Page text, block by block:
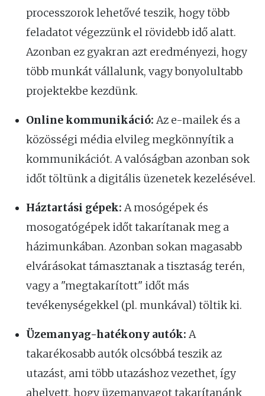
processzorok lehetővé teszik, hogy több
feladatot végezzünk el rövidebb idő alatt.
Azonban ez gyakran azt eredményezi, hogy
több munkát vállalunk, vagy bonyolultabb
projektekbe kezdünk.
Online kommunikáció: Az e-mailek és a
közösségi média elvileg megkönnyítik a
kommunikációt. A valóságban azonban sok
időt töltünk a digitális üzenetek kezelésével.
Háztartási gépek: A mosógépek és
mosogatógépek időt takarítanak meg a
házimunkában. Azonban sokan magasabb
elvárásokat támasztanak a tisztaság terén,
vagy a "megtakarított" időt más
tevékenységekkel (pl. munkával) töltik ki.
Üzemanyag-hatékony autók: A
takarékosabb autók olcsóbbá teszik az
utazást, ami több utazáshoz vezethet, így
ahelyett, hogy üzemanyagot takarítanánk